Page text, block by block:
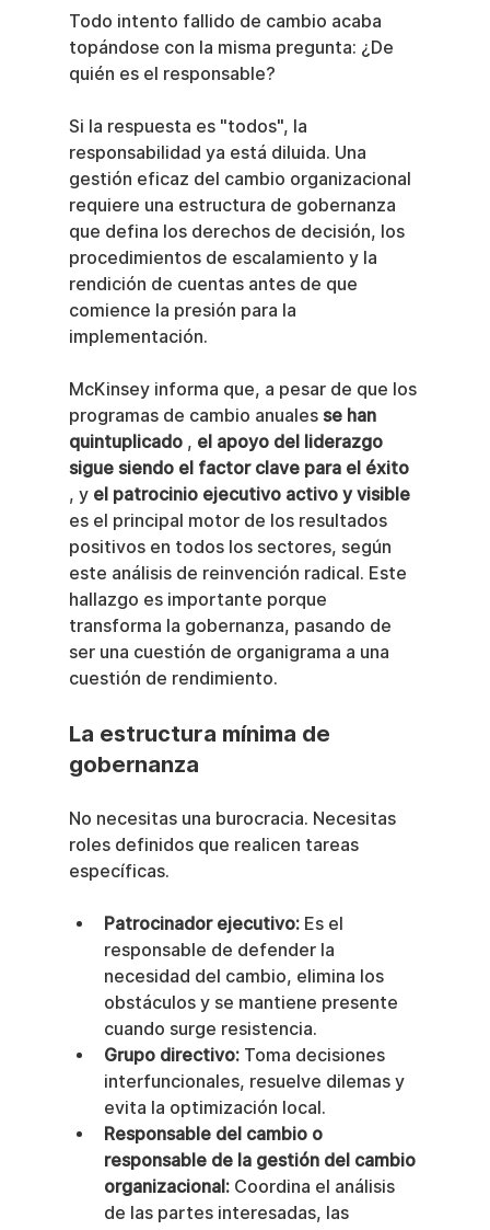
Todo intento fallido de cambio acaba
topándose con la misma pregunta: ¿De
quién es el responsable?
Si la respuesta es "todos", la
responsabilidad ya está diluida. Una
gestión eficaz del cambio organizacional
requiere una estructura de gobernanza
que defina los derechos de decisión, los
procedimientos de escalamiento y la
rendición de cuentas antes de que
comience la presión para la
implementación.
McKinsey informa que, a pesar de que los
programas de cambio anuales se han
quintuplicado , el apoyo del liderazgo
sigue siendo el factor clave para el éxito
, y el patrocinio ejecutivo activo y visible
es el principal motor de los resultados
positivos en todos los sectores, según
este análisis de reinvención radical. Este
hallazgo es importante porque
transforma la gobernanza, pasando de
ser una cuestión de organigrama a una
cuestión de rendimiento.
La estructura mínima de
gobernanza
No necesitas una burocracia. Necesitas
roles definidos que realicen tareas
específicas.
Patrocinador ejecutivo: Es el
responsable de defender la
necesidad del cambio, elimina los
obstáculos y se mantiene presente
cuando surge resistencia.
Grupo directivo: Toma decisiones
interfuncionales, resuelve dilemas y
evita la optimización local.
Responsable del cambio o
responsable de la gestión del cambio
organizacional: Coordina el análisis
de las partes interesadas, las